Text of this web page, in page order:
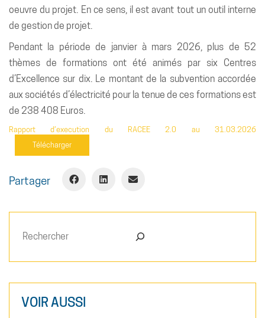
oeuvre du projet. En ce sens, il est avant tout un outil interne
de gestion de projet.
Pendant la période de janvier à mars 2026, plus de 52
thèmes de formations ont été animés par six Centres
d’Excellence sur dix. Le montant de la subvention accordée
aux sociétés d’électricité pour la tenue de ces formations est
de 238 408 Euros.
Rapport d’execution du RACEE 2.0 au 31.03.2026
Télécharger
Partager
Rechercher
VOIR AUSSI